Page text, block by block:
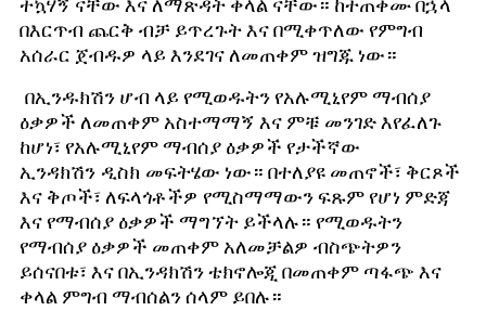
ተኳሃኝ ናቸው እና ለማጽዳት ቀላል ናቸው። ከተጠቀሙ በኋላ
በእርጥብ ጨርቅ ብቻ ይጥረጉት እና በሚቀጥለው የምግብ
አሰራር ጀብዱዎ ላይ እንደገና ለመጠቀም ዝግጁ ነው።
በኢንዱክሽን ሆብ ላይ የሚወዱትን የአሉሚኒየም ማብሰያ
ዕቃዎች ለመጠቀም አስተማማኝ እና ምቹ መንገድ እየፈለጉ
ከሆነ፣ የአሉሚኒየም ማብሰያ ዕቃዎች የታችኛው
ኢንዳክሽን ዲስክ መፍትሄው ነው። በተለያዩ መጠኖች፣ ቅርጾች
እና ቅጦች፣ ለፍላጎቶችዎ የሚስማማውን ፍጹም የሆነ ምድጃ
እና የማብሰያ ዕቃዎች ማግኘት ይችላሉ። የሚወዱትን
የማብሰያ ዕቃዎች መጠቀም አለመቻልዎ ብስጭትዎን
ይሰናበቱ፣ እና በኢንዳክሽን ቴክኖሎጂ በመጠቀም ጣፋጭ እና
ቀላል ምግብ ማብሰልን ሰላም ይበሉ።